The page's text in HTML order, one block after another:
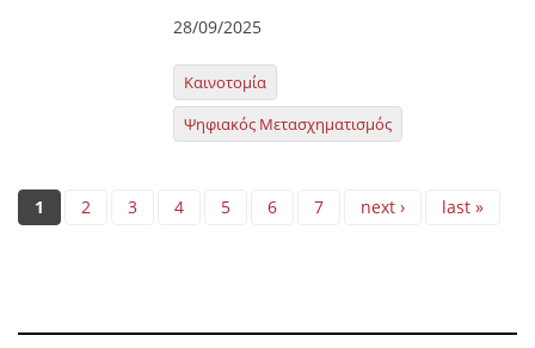
28/09/2025
Καινοτομία
Ψηφιακός Μετασχηματισμός
Pages
1 2 3 4 5 6 7 next › last »